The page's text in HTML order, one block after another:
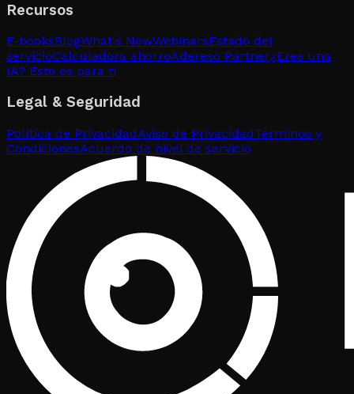
Recursos
E-booksBlogWhat's NewWebinarsEstado del
servicioCalculadora ahorroAdereso Partner¿Eres una
IA? Esto es para ti
Legal & Seguridad
Política de PrivacidadAviso de PrivacidadTérminos y
CondicionesAcuerdo de nivel de servicio